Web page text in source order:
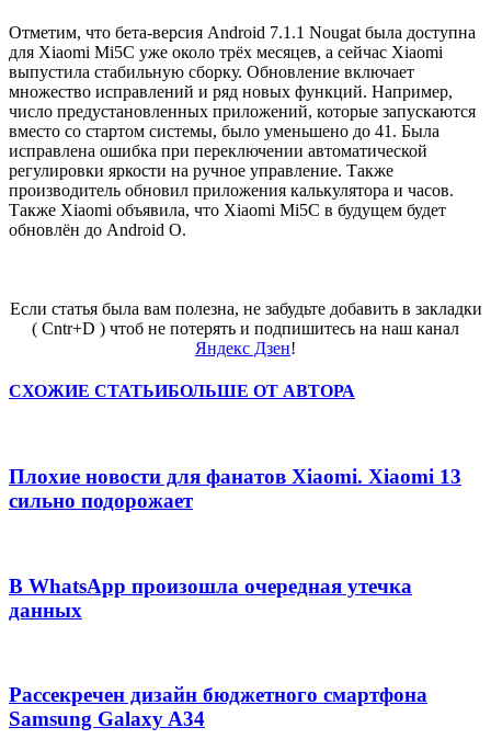
Отметим, что бета-версия Android 7.1.1 Nougat была доступна
для Xiaomi Mi5C уже около трёх месяцев, а сейчас Xiaomi
выпустила стабильную сборку. Обновление включает
множество исправлений и ряд новых функций. Например,
число предустановленных приложений, которые запускаются
вместо со стартом системы, было уменьшено до 41. Была
исправлена ​​ошибка при переключении автоматической
регулировки яркости на ручное управление. Также
производитель обновил приложения калькулятора и часов.
Также Xiaomi объявила, что Xiaomi Mi5C в будущем будет
обновлён до Android O.
Если статья была вам полезна, не забудьте добавить в закладки
( Cntr+D ) чтоб не потерять и подпишитесь на наш канал
Яндекс Дзен!
СХОЖИЕ СТАТЬИБОЛЬШЕ ОТ АВТОРА
Плохие новости для фанатов Xiaomi. Xiaomi 13
сильно подорожает
В WhatsApp произошла очередная утечка
данных
Рассекречен дизайн бюджетного смартфона
Samsung Galaxy A34